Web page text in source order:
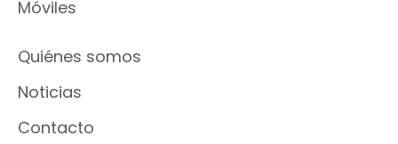
Móviles
Quiénes somos
Noticias
Contacto